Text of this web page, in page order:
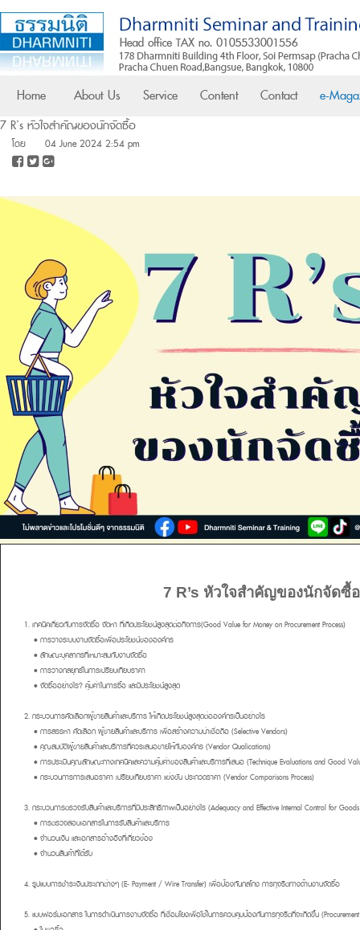
Home About Us Service Content Contact e-
7 R’s หัวใจสำคัญของนักจัดซื้อ
โดย 04 June 2024 2:54 pm
7 R’s หัวใจสำคัญของนักจัดซื้อ
1. เทคนิคเกี่ยวกับการจัดซื้อ จัดหา ที่เกิดประโยชน์สูงสุดต่อกิจการ(Good Value for Money on Procurement Process)
• การวางระบบงานจัดซื้อเพื่อประโยชน์ขององค์กร
• ลักษณะบุคลากรที่เหมาะสมกับงานจัดซื้อ
• การวางกลยุทธ์ในการเปรียบเทียบราคา
• จัดซื้ออย่างไร? คุ้มค่าในการซื้อ และมีประโยชน์สูงสุด
2. กระบวนการคัดเลือกผู้ขายสินค้าและบริการ ให้เกิดประโยชน์สูงสุดต่อองค์กรเป็นอย่างไร
• การสรรหา คัดเลือก ผู้ขายสินค้าและบริการ เพื่อสร้างความน่าเชื่อถือ (Selective Vendors)
• คุณสมบัติผู้ขายสินค้าและบริการที่ควรเสนอขายให้กับองค์กร (Vendor Qualifications)
• การประเมินคุณลักษณะทางเทคนิคและความคุ้มค่าของสินค้าและบริการที่เสนอ (Technique Evaluations and Good
• กระบวนการการเสนอราคา เปรียบเทียบราคา แข่งขัน ประกวดราคา (Vendor Comparisons Process)
3. กระบวนการตรวจรับสินค้าและบริการที่มีประสิทธิภาพเป็นอย่างไร (Adequacy and Effective Internal Control for Goods
• การตรวจสอบเอกสารในการรับสินค้าและบริการ
• จำนวนเงิน และเอกสารอ้างอิงที่เกี่ยวข้อง
• จำนวนสินค้าที่ได้รับ
4. รูปแบบการชำระเงินประเภทต่างๆ (E- Payment / Wire Transfer) เพื่อป้องกันกลโกง การทุจริตทางด้านงานจัดซื้อ
5. แบบฟอร์มเอกสาร ในการดำเนินการงานจัดซื้อ ที่เชื่อมโยงเพื่อใช้ในการควบคุมป้องกันการทุจริตที่จะเกิดขึ้น